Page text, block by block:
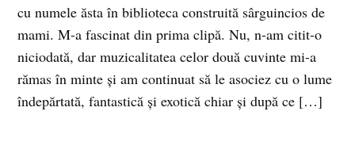
cu numele ăsta în biblioteca construită sârguincios de
mami. M-a fascinat din prima clipă. Nu, n-am citit-o
niciodată, dar muzicalitatea celor două cuvinte mi-a
rămas în minte și am continuat să le asociez cu o lume
îndepărtată, fantastică și exotică chiar și după ce […]